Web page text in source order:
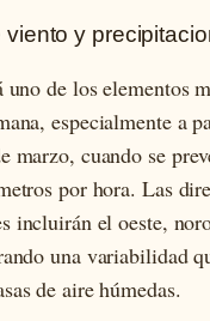
viento y
de los elementos
especialmente a
marzo, cuando se
por hora. Las
incluirán el oeste,
una variabilidad
de aire húmedas.